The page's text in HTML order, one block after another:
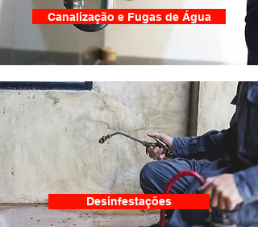
Canalização e Fugas de Água
Desinfestações